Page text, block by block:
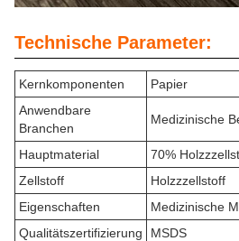
Technische Parameter:
Kernkomponenten
Papier
Anwendbare
Branchen
Medizinische
Hauptmaterial
70%
Zellstoff
Holzzzellstoff
Eigenschaften
Medizinische
Qualitätszertifizierung
MSDS